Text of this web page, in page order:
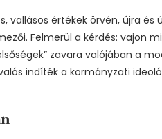
vallásos értékek örvén, újra és
Felmerül a kérdés: vajon
zavara valójában a
indíték a kormányzati